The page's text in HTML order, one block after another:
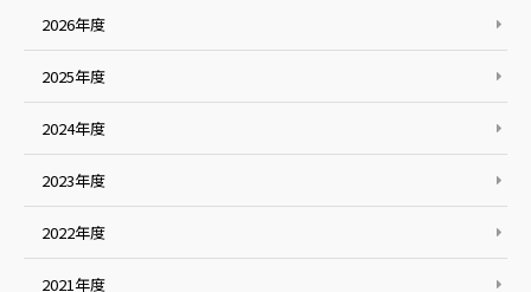
2026年度
2025年度
2024年度
2023年度
2022年度
2021年度